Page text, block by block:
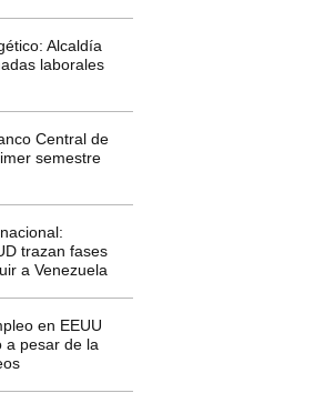
Alcaldía
laborales
Central de
semestre
trazan fases
a Venezuela
en EEUU
a pesar de la